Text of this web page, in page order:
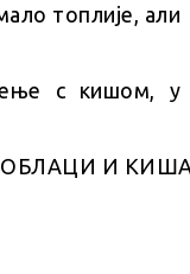
топлије, али
с кишом, у